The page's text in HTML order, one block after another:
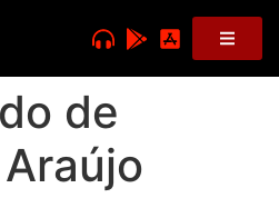
de